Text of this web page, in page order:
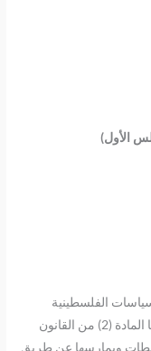
الأول)
الفلسطينية
العامة، استنادا إلى القاعدة القانونية التي أرستها المادة (2) من القانون
ويمارسها عن طريق